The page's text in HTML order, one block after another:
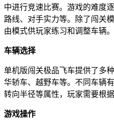
中进行竞速比赛。游戏的难度
路线、对手实力等。除了闯关
由模式供玩家练习和调整车辆。
车辆选择
单机版闯关极品飞车提供了多
华轿车、越野车等。不同车辆
转向半径等属性，玩家需要根
游戏操作